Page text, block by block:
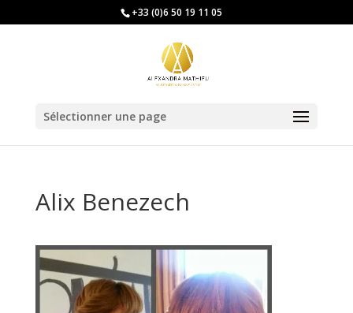
+33 (0)6 50 19 11 05
Sélectionner une page
Alix Benezech